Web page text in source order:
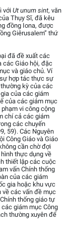
với Ut unum sint, văn
Thụy Sĩ, đã kêu
đồng Iona, được
Giêrusalem” thứ
đã đề xuất các
các Giáo hội, đặc
và giáo chủ. Ví
hợp tác thực sự
kỳ của các
của các giám
của các giám mục
vi công cộng
chí cả các giám
các chuyến
59). Các Nguyên
Công Giáo và Giáo
cần chờ đợi
thực dụng về
thiết lập các cuộc
vấn Chính thống
của các giám
gia hoặc khu vực
về các vấn đề mục
thống giáo tự
giám mục Công
thường xuyên để